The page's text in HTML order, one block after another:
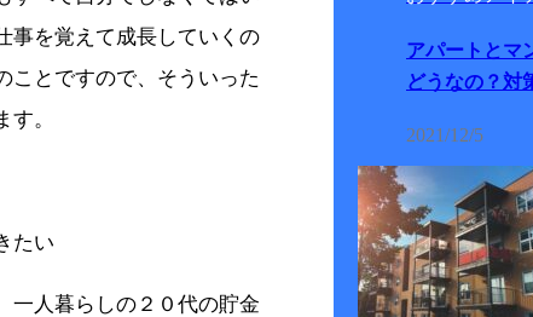
事を覚えて成長していくの
ことですので、そういった
。
たい
一人暮らしの２０代の貯金
アパートとマ
どうなの？対
2021/12/5